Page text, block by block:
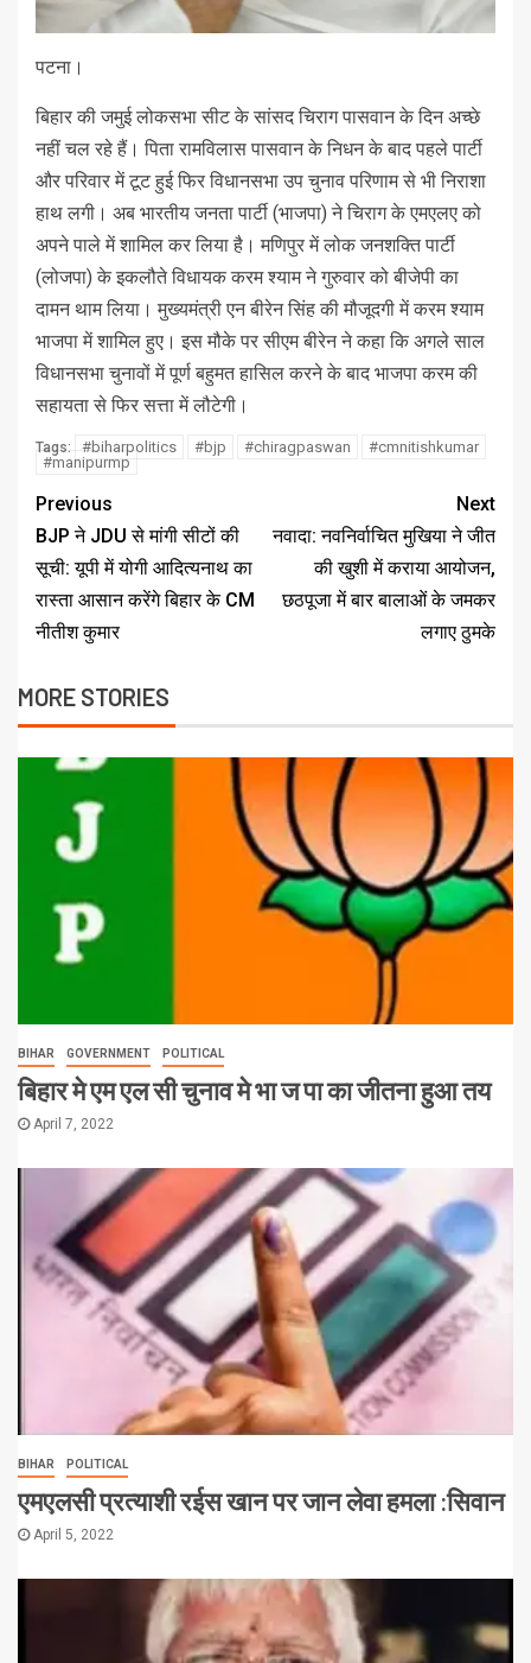
पटना।
बिहार की जमुई लोकसभा सीट के सांसद चिराग पासवान के दिन अच्छे
नहीं चल रहे हैं। पिता रामविलास पासवान के निधन के बाद पहले पार्टी
और परिवार में टूट हुई फिर विधानसभा उप चुनाव परिणाम से भी निराशा
हाथ लगी। अब भारतीय जनता पार्टी (भाजपा) ने चिराग के एमएलए को
अपने पाले में शामिल कर लिया है। मणिपुर में लोक जनशक्ति पार्टी
(लोजपा) के इकलौते विधायक करम श्याम ने गुरुवार को बीजेपी का
दामन थाम लिया। मुख्यमंत्री एन बीरेन सिंह की मौजूदगी में करम श्याम
भाजपा में शामिल हुए। इस मौके पर सीएम बीरेन ने कहा कि अगले साल
विधानसभा चुनावों में पूर्ण बहुमत हासिल करने के बाद भाजपा करम की
सहायता से फिर सत्ता में लौटेगी।
Tags: #biharpolitics #bjp #chiragpaswan
#cmnitishkumar
#manipurmp
Previous
BJP ने JDU से मांगी सीटों की
सूची: यूपी में योगी आदित्यनाथ का
रास्ता आसान करेंगे बिहार के CM
नीतीश कुमार
Next
नवादा: नवनिर्वाचित मुखिया ने जीत
की खुशी में कराया आयोजन,
छठपूजा में बार बालाओं के जमकर
लगाए ठुमके
MORE STORIES
BIHAR GOVERNMENT POLITICAL
बिहार मे एम एल सी चुनाव मे भा ज पा का जीतना हुआ तय
April 7, 2022
BIHAR POLITICAL
एमएलसी प्रत्याशी रईस खान पर जान लेवा हमला :सिवान
April 5, 2022